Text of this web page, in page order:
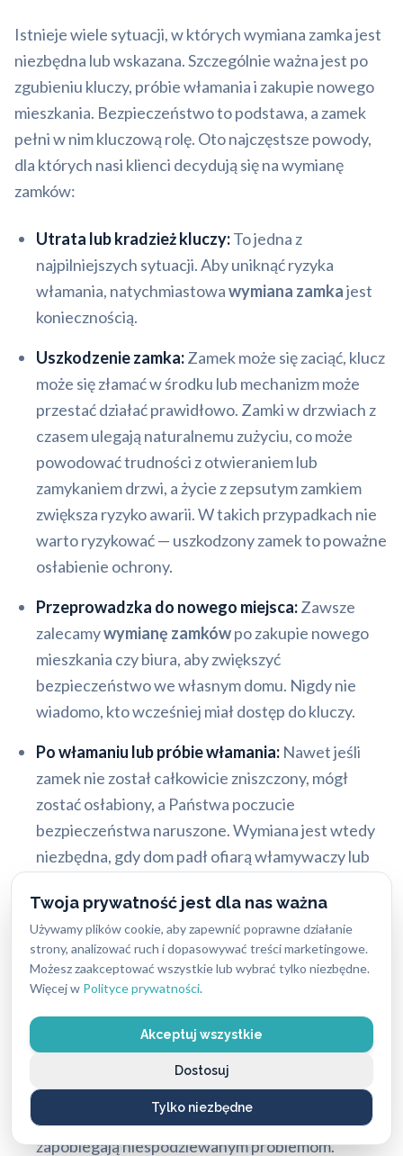
Twoja prywatność jest dla nas ważna
Używamy plików cookie, aby zapewnić poprawne działanie
strony, analizować ruch i dopasowywać treści marketingowe.
Możesz zaakceptować wszystkie lub wybrać tylko niezbędne.
Więcej w Polityce prywatności.
Akceptuj wszystkie
Tylko niezbędne
Dostosuj
Istnieje wiele sytuacji, w których wymiana zamka jest
niezbędna lub wskazana. Szczególnie ważna jest po
zgubieniu kluczy, próbie włamania i zakupie nowego
mieszkania. Bezpieczeństwo to podstawa, a zamek
pełni w nim kluczową rolę. Oto najczęstsze powody,
dla których nasi klienci decydują się na wymianę
zamków:
Utrata lub kradzież kluczy:To jedna z
najpilniejszych sytuacji. Aby uniknąć ryzyka
włamania, natychmiastowawymiana zamkajest
koniecznością.
Uszkodzenie zamka:Zamek może się zaciąć, klucz
może się złamać w środku lub mechanizm może
przestać działać prawidłowo. Zamki w drzwiach z
czasem ulegają naturalnemu zużyciu, co może
powodować trudności z otwieraniem lub
zamykaniem drzwi, a życie z zepsutym zamkiem
zwiększa ryzyko awarii. W takich przypadkach nie
warto ryzykować — uszkodzony zamek to poważne
osłabienie ochrony.
Przeprowadzka do nowego miejsca:Zawsze
zalecamywymianę zamkówpo zakupie nowego
mieszkania czy biura, aby zwiększyć
bezpieczeństwo we własnym domu. Nigdy nie
wiadomo, kto wcześniej miał dostęp do kluczy.
Po włamaniu lub próbie włamania: Nawet jeśli
zamek nie został całkowicie zniszczony, mógł
zostać osłabiony, a Państwa poczucie
bezpieczeństwa naruszone. Wymiana jest wtedy
niezbędna, gdy dom padł ofiarą włamywaczy lub
Chęć zwiększenia bezpieczeństwa:Stare, zużyte
zamki mogą nie spełniać współczesnych
standardów antywłamaniowych. Modernizacja
zamka na bardziej zaawansowany model znacząco
podnosi poziom ochrony.
Zużycie mechanizmu:Z biegiem lat mechanizmy
zamków zużywają się, co może prowadzić do ich
awarii. Regularna kontrola i ewentualna wymiana
zapobiegają niespodziewanym problemom.